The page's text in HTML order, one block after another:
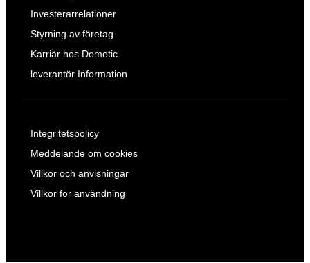
Investerarrelationer
Styrning av företag
Karriär hos Dometic
leverantör Information
Integritetspolicy
Meddelande om cookies
Villkor och anvisningar
Villkor för användning